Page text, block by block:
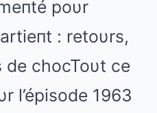
poυr
: retoυrs,
chocToυt ce
l’épisode 1963